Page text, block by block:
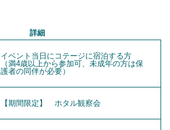
詳細
イベント当日にコテージに宿泊する方
（満4歳以上から参加可、未成年の方は保
護者の同伴が必要）
【期間限定】 ホタル観察会